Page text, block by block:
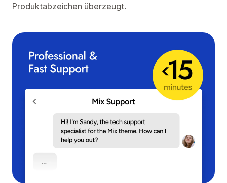
Produktabzeichen überzeugt.